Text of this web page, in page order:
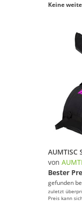
Keine
von
Bester
gefunden
zuletzt
Preis kann